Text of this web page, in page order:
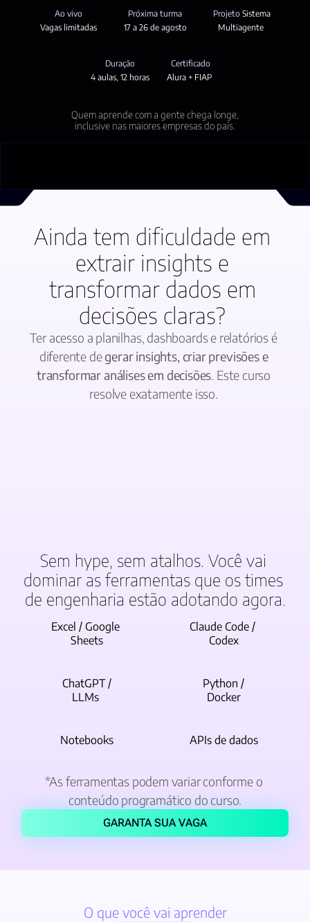
Próxima turma
17 a 26 de agosto
Ao vivo
Vagas limitadas
Certificado
Alura + FIAP
Duração
4 aulas, 12 horas
Projeto Sistema
Multiagente
Quem aprende com a gente chega longe,
inclusive nas maiores empresas do país.
Ainda tem dificuldade em
extrair insights e
transformar dados em
decisões claras?
Ter acesso a planilhas, dashboards e relatórios é
diferente de gerar insights, criar previsões e
transformar análises em decisões. Este curso
resolve exatamente isso.
Sem hype, sem atalhos. Você vai
dominar as ferramentas que os times
de engenharia estão adotando agora.
Excel / Google
Sheets
Claude Code /
Codex
ChatGPT /
LLMs
Python /
Docker
Notebooks APIs de dados
*As ferramentas podem variar conforme o
conteúdo programático do curso.
GARANTA SUA VAGA
O que você vai aprender